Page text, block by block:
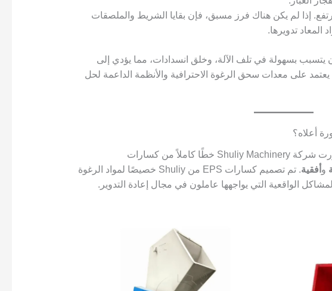
إذا لم يكن هناك فرز مسبق، فإن بقايا الشريط والملصقات
تدويرها.
بسهولة في تلف الآلة، وخلق انسدادات، مما يؤدي إلى
يعتمد على معدات سحق الرغوة الاحترافية والأنظمة الداعمة لحل
أعلاه؟
إدراكًا لنقاط الضعف هذه في الصناعة، طورت شركة Shuliy Machinery خطًا كاملاً من كسارات
و أفقية
. تم تصميم كسارات EPS من Shuliy خصيصًا لمواد الرغوة